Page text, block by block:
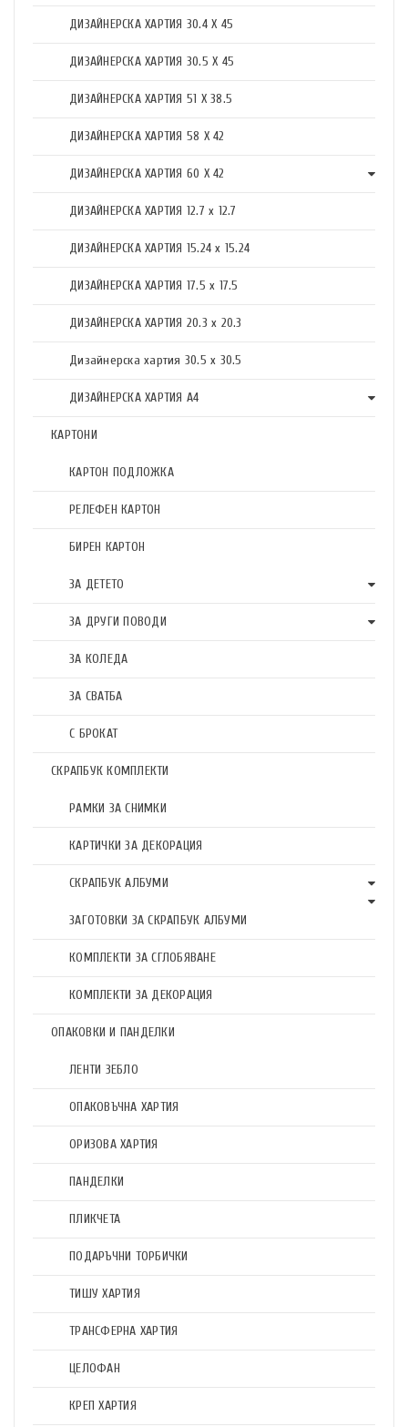
ДИЗАЙНЕРСКА ХАРТИЯ 30.4 X 45
ДИЗАЙНЕРСКА ХАРТИЯ 30.5 X 45
ДИЗАЙНЕРСКА ХАРТИЯ 51 X 38.5
ДИЗАЙНЕРСКА ХАРТИЯ 58 X 42
ДИЗАЙНЕРСКА ХАРТИЯ 60 X 42
ДИЗАЙНЕРСКА ХАРТИЯ 12.7 x 12.7
ДИЗАЙНЕРСКА ХАРТИЯ 15.24 x 15.24
ДИЗАЙНЕРСКА ХАРТИЯ 17.5 х 17.5
ДИЗАЙНЕРСКА ХАРТИЯ 20.3 х 20.3
Дизайнерска хартия 30.5 х 30.5
ДИЗАЙНЕРСКА ХАРТИЯ А4
КАРТОНИ
КАРТОН ПОДЛОЖКА
РЕЛЕФЕН КАРТОН
БИРЕН КАРТОН
ЗА ДЕТЕТО
ЗА ДРУГИ ПОВОДИ
ЗА КОЛЕДА
ЗА СВАТБА
С БРОКАТ
СКРАПБУК КОМПЛЕКТИ
РАМКИ ЗА СНИМКИ
КАРТИЧКИ ЗА ДЕКОРАЦИЯ
СКРАПБУК АЛБУМИ
ЗАГОТОВКИ ЗА СКРАПБУК АЛБУМИ
КОМПЛЕКТИ ЗА СГЛОБЯВАНЕ
КОМПЛЕКТИ ЗА ДЕКОРАЦИЯ
ОПАКОВКИ И ПАНДЕЛКИ
ЛЕНТИ ЗЕБЛО
ОПАКОВЪЧНА ХАРТИЯ
ОРИЗОВА ХАРТИЯ
ПАНДЕЛКИ
ПЛИКЧЕТА
ПОДАРЪЧНИ ТОРБИЧКИ
ТИШУ ХАРТИЯ
ТРАНСФЕРНА ХАРТИЯ
ЦЕЛОФАН
КРЕП ХАРТИЯ